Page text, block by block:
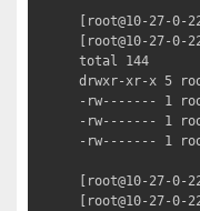
[root@10-27-0-
[root@10-27-0-
total 144
drwxr-xr-x 5
-rw------- 1 root
-rw------- 1 root
-rw------- 1 root
[root@10-27-0-
[root@10-27-0-